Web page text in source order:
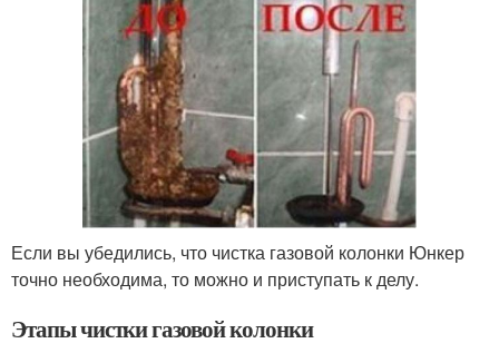
Если вы убедились, что чистка газовой колонки Юнкер
точно необходима, то можно и приступать к делу.
Этапы чистки газовой колонки